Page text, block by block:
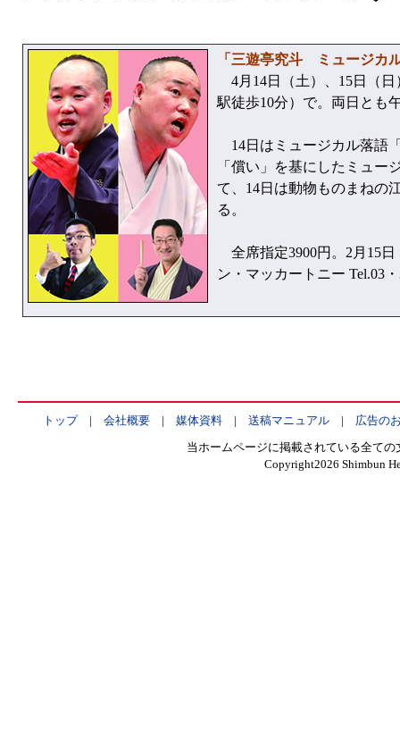
「三遊亭究斗 ミュージカ
4月14日（土）、15日（
駅徒歩10分）で。両日とも
14日はミュージカル落語
「償い」を基にしたミュー
て、14日は動物ものまねの
る。
全席指定3900円。2月15
ン・マッカートニー Tel.03
トップ| 会社概要| 媒体資料| 送稿マニュアル| 広告の
当ホームページに掲載されている全て
Copyright2026 Shimbun